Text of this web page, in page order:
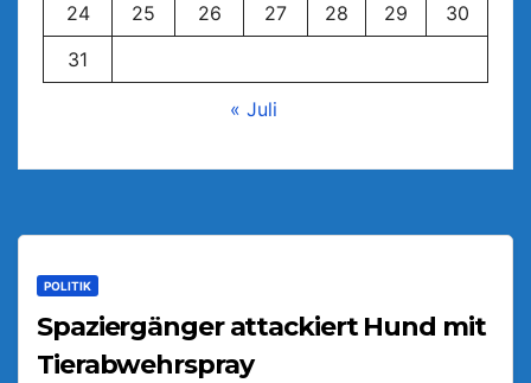
24
25 26 27 28 29
30
31
« Juli
POLITIK
Spaziergänger attackiert Hund mit
Tierabwehrspray